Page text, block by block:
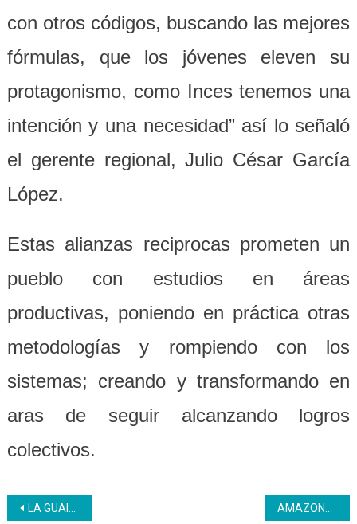
con otros códigos, buscando las mejores
fórmulas, que los jóvenes eleven su
protagonismo, como Inces tenemos una
intención y una necesidad” así lo señaló
el gerente regional, Julio César García
López.
Estas alianzas reciprocas prometen un
pueblo con estudios en áreas
productivas, poniendo en práctica otras
metodologías y rompiendo con los
sistemas; creando y transformando en
aras de seguir alcanzando logros
colectivos.
Navegación
LA GUAIRA | Mesa de construcción curricular asume organización para el cumplimiento de las metas del año 2019